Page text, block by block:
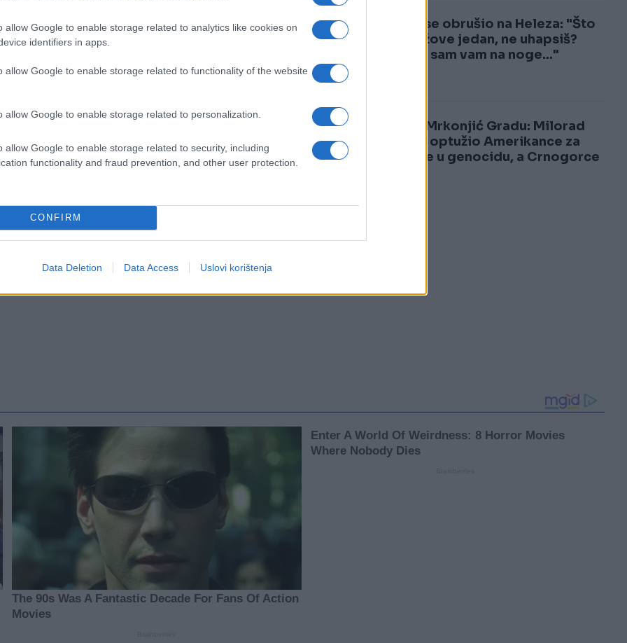
allow Google to enable storage related to analytics like cookies on
identifiers in apps.
allow Google to enable storage related to functionality of the website
allow Google to enable storage related to personalization.
allow Google to enable storage related to security, including
functionality and fraud prevention, and other user protection.
CONFIRM
Data Deletion Data Access Uslovi korištenja
3
Vučić se obrušio na Heleza: "Što
me, lažove jedan, ne uhapsiš?
Došao sam vam na noge..."
4
Šok u Mrkonjić Gradu: Milorad
Dodik optužio Amerikance za
učešće u genocidu, a Crnogorce